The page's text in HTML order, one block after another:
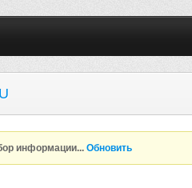
информации...Обновить